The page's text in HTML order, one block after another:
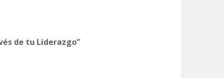
de tu Liderazgo”